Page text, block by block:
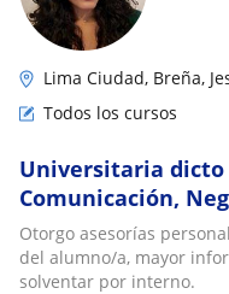
Lima Ciudad, Breña,
Todos los cursos
Universitaria dicto
Comunicación,
Marketing, afines
Otorgo asesorías
del alumno/a, mayor
solventar por interno.